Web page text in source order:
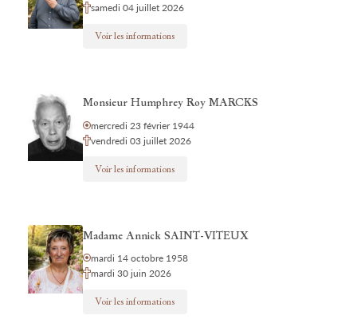
samedi 04 juillet 2026
Voir les informations
Monsieur Humphrey Roy MARCKS
mercredi 23 février 1944
vendredi 03 juillet 2026
Voir les informations
Madame Annick SAINT-VITEUX
mardi 14 octobre 1958
mardi 30 juin 2026
Voir les informations